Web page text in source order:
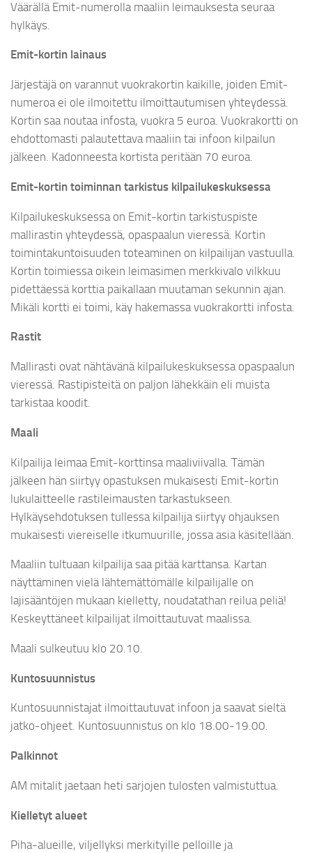
Väärällä Emit-numerolla maaliin leimauksesta seuraa
hylkäys.
Emit-kortin lainaus
Järjestäjä on varannut vuokrakortin kaikille, joiden Emit-
numeroa ei ole ilmoitettu ilmoittautumisen yhteydessä.
Kortin saa noutaa infosta, vuokra 5 euroa. Vuokrakortti on
ehdottomasti palautettava maaliin tai infoon kilpailun
jälkeen. Kadonneesta kortista peritään 70 euroa.
Emit-kortin toiminnan tarkistus kilpailukeskuksessa
Kilpailukeskuksessa on Emit-kortin tarkistuspiste
mallirastin yhteydessä, opaspaalun vieressä. Kortin
toimintakuntoisuuden toteaminen on kilpailijan vastuulla.
Kortin toimiessa oikein leimasimen merkkivalo vilkkuu
pidettäessä korttia paikallaan muutaman sekunnin ajan.
Mikäli kortti ei toimi, käy hakemassa vuokrakortti infosta.
Rastit
Mallirasti ovat nähtävänä kilpailukeskuksessa opaspaalun
vieressä. Rastipisteitä on paljon lähekkäin eli muista
tarkistaa koodit.
Maali
Kilpailija leimaa Emit-korttinsa maaliviivalla. Tämän
jälkeen hän siirtyy opastuksen mukaisesti Emit-kortin
lukulaitteelle rastileimausten tarkastukseen.
Hylkäysehdotuksen tullessa kilpailija siirtyy ohjauksen
mukaisesti viereiselle itkumuurille, jossa asia käsitellään.
Maaliin tultuaan kilpailija saa pitää karttansa. Kartan
näyttäminen vielä lähtemättömälle kilpailijalle on
lajisääntöjen mukaan kielletty, noudatathan reilua peliä!
Keskeyttäneet kilpailijat ilmoittautuvat maalissa.
Maali sulkeutuu klo 20.10.
Kuntosuunnistus
Kuntosuunnistajat ilmoittautuvat infoon ja saavat sieltä
jatko-ohjeet. Kuntosuunnistus on klo 18.00-19.00.
Palkinnot
AM mitalit jaetaan heti sarjojen tulosten valmistuttua.
Kielletyt alueet
Piha-alueille, viljellyksi merkityille pelloille ja